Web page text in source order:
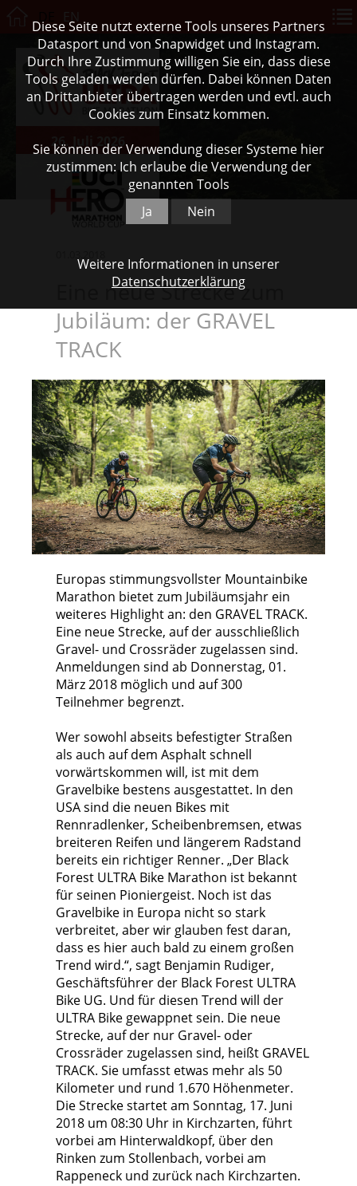
26. Juli 2026
Eine neue Strecke zum
Jubiläum: der GRAVEL
TRACK
Europas stimmungsvollster Mountainbike
Marathon bietet zum Jubiläumsjahr ein
weiteres Highlight an: den GRAVEL TRACK.
Eine neue Strecke, auf der ausschließlich
Gravel- und Crossräder zugelassen sind.
Anmeldungen sind ab Donnerstag, 01.
März 2018 möglich und auf 300
Teilnehmer begrenzt.
Wer sowohl abseits befestigter Straßen
als auch auf dem Asphalt schnell
vorwärtskommen will, ist mit dem
Gravelbike bestens ausgestattet. In den
USA sind die neuen Bikes mit
Rennradlenker, Scheibenbremsen, etwas
breiteren Reifen und längerem Radstand
bereits ein richtiger Renner. „Der Black
Forest ULTRA Bike Marathon ist bekannt
für seinen Pioniergeist. Noch ist das
Gravelbike in Europa nicht so stark
verbreitet, aber wir glauben fest daran,
dass es hier auch bald zu einem großen
Trend wird.“, sagt Benjamin Rudiger,
Geschäftsführer der Black Forest ULTRA
Bike UG. Und für diesen Trend will der
ULTRA Bike gewappnet sein. Die neue
Strecke, auf der nur Gravel- oder
Crossräder zugelassen sind, heißt GRAVEL
TRACK. Sie umfasst etwas mehr als 50
Kilometer und rund 1.670 Höhenmeter.
Die Strecke startet am Sonntag, 17. Juni
2018 um 08:30 Uhr in Kirchzarten, führt
vorbei am Hinterwaldkopf, über den
Rinken zum Stollenbach, vorbei am
Rappeneck und zurück nach Kirchzarten.
Diese Seite nutzt externe Tools unseres Partners
Datasport und von Snapwidget und Instagram.
Durch Ihre Zustimmung willigen Sie ein, dass diese
Tools geladen werden dürfen. Dabei können Daten
an Drittanbieter übertragen werden und evtl. auch
Cookies zum Einsatz kommen.
Sie können der Verwendung dieser Systeme hier
zustimmen: Ich erlaube die Verwendung der
genannten Tools
Ja
Nein
Weitere Informationen in unserer
Datenschutzerklärung